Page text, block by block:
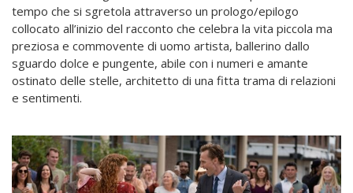
tempo che si sgretola attraverso un prologo/epilogo
collocato all’inizio del racconto che celebra la vita piccola ma
preziosa e commovente di uomo artista, ballerino dallo
sguardo dolce e pungente, abile con i numeri e amante
ostinato delle stelle, architetto di una fitta trama di relazioni
e sentimenti.